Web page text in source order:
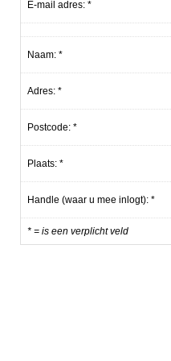
E-mail adres: *
Naam: *
Adres: *
Postcode: *
Plaats: *
Handle (waar u mee inlogt): *
* = is een verplicht veld